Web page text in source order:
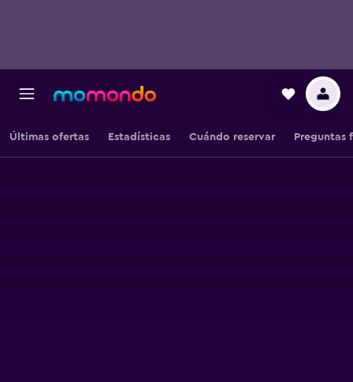
Últimas ofertas Estadísticas Cuándo reservar Preguntas